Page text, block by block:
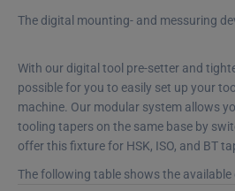
The digital mounting- and messuring
With our digital tool pre-setter and
possible for you to easily set up your
machine. Our modular system allows
tooling tapers on the same base by
offer this fixture for HSK, ISO, and BT
The following table shows the available